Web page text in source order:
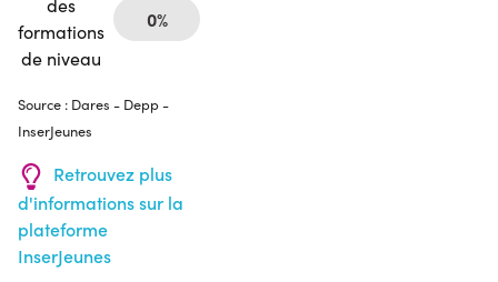
des
formations
de niveau
0%
Source : Dares - Depp -
InserJeunes
Retrouvez plus
d'informations sur la
plateforme
InserJeunes